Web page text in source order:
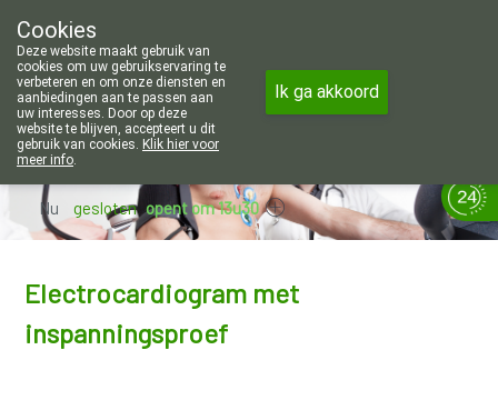
011/606002
Nu gesloten opent om 13u30
Electrocardiogram met
inspanningsproef
Cookies
Deze website maakt gebruik van
cookies om uw gebruikservaring te
verbeteren en om onze diensten en
aanbiedingen aan te passen aan
uw interesses. Door op deze
website te blijven, accepteert u dit
gebruik van cookies. Klik hier voor
meer info.
Ik ga akkoord